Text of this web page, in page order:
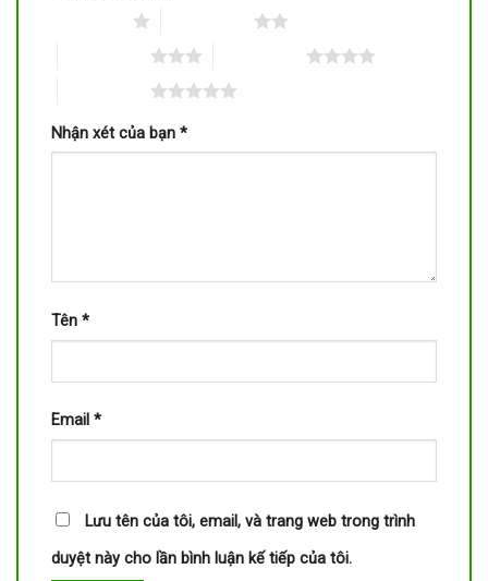
Nhận xét của bạn *
Tên *
Email *
Lưu tên của tôi, email, và trang web trong trình
duyệt này cho lần bình luận kế tiếp của tôi.